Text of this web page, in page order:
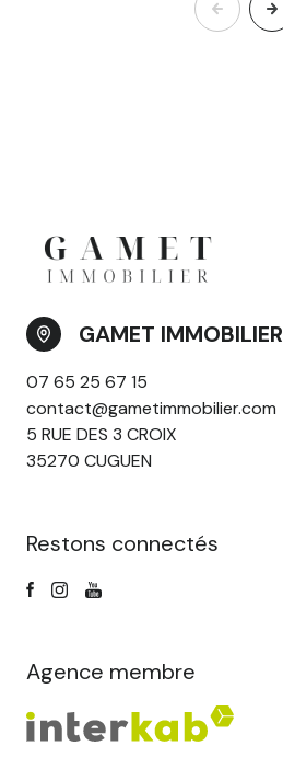
GAMET IMMOBILIER
07 65 25 67 15
contact@gametimmobilier.com
5 RUE DES 3 CROIX
35270 CUGUEN
Restons connectés
Agence membre